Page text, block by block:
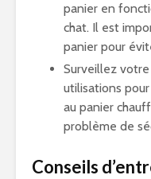
panier en
chat. Il est
panier pour
Surveillez
utilisations pour
au panier
problème de
Conseils